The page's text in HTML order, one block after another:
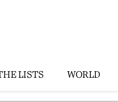
LISTS WORLD